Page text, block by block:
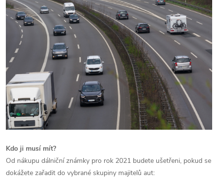
Kdo ji musí mít?
Od nákupu dálniční známky pro rok 2021 budete ušetřeni, pokud se
dokážete zařadit do vybrané skupiny majitelů aut: